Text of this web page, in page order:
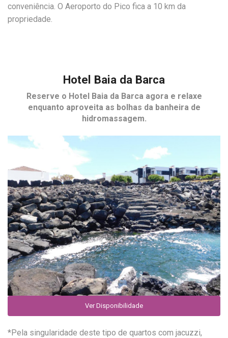
conveniência. O Aeroporto do Pico fica a 10 km da
propriedade.
Hotel Baia da Barca
Reserve o Hotel Baia da Barca agora e relaxe
enquanto aproveita as bolhas da banheira de
hidromassagem.
Ver Disponibilidade
*Pela singularidade deste tipo de quartos com jacuzzi,